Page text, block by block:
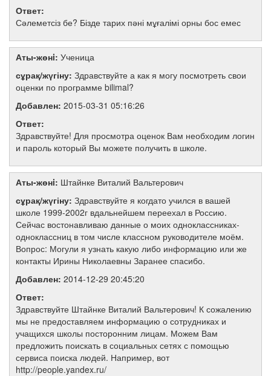
Ответ:
Сәлеметсіз бе? Бізде тарих пәні мұғалімі орны бос емес
Аты-жөнi: Ученица
сұрақ/жүгіну: Здравствуйте а как я могу посмотреть свои
оценки по программе bilimal?
Добавлен: 2015-03-31 05:16:26
Ответ:
Здравствуйте! Для просмотра оценок Вам необходим логин
и пароль который Вы можете получить в школе.
Аты-жөнi: Штайнке Виталий Вальтерович
сұрақ/жүгіну: Здравствуйте я когдато учился в вашей
школе 1999-2002г вдальнейшем переехал в Россию.
Сейчас востонавливаю данные о моих одноклассниках-
одноклассниц в том числе классном руководителе моём.
Вопрос: Могули я узнать какую либо информацию или же
контакты Ирины Николаевны Заранее спасибо.
Добавлен: 2014-12-29 20:45:20
Ответ:
Здравствуйте Штайнке Виталий Вальтерович! К сожалению
мы не предоставляем информацию о сотрудниках и
учащихся школы посторонним лицам. Можем Вам
предложить поискать в социальных сетях с помощью
сервиса поиска людей. Например, вот
http://people.yandex.ru/